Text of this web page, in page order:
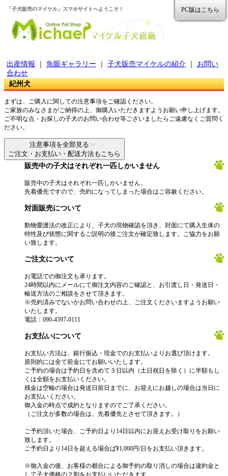
「子犬販売のマイケル」スマホサイトへようこそ！ PC版はこちら
出産情報 魚眼ギャラリー 子犬販売マイケルの紹介
お問い
合わせ
紀州犬
まずは、ご購入に関しての注意事項をご確認ください。
ご家族のみなさまがご納得の上、御購入いただきますようお願い申し上げます。
ご不明な点・お探しの子犬のお問い合わせ等ございましたらご遠慮なくご質問く
ださい。
注意事項を全部見る
ご注文・お支払い・配送方法もこちら
販売中の子犬はそれぞれ一匹しかいません
販売中の子犬はそれぞれ一匹しかいません。
先着優先ですので、売約になってしまった場合はご容赦ください。
対面販売について
動物愛護法の改正により、子犬の現物確認を頂き、対面にて購入生体の
特性及び状態に関するご説明の後ご注文が確定致します。ご協力をお願
い致します。
ご注文について
お電話での御注文も承ります。
24時間以内にメールにて御注文内容のご確認と、お引渡し日・発送日・
輸送方法のご相談をさせて頂きます。
※売約済みでないかお問い合わせの上、ご注文くださいますようお願い
いたします。
電話：090-4597-0111
お支払いについて
お支払い方法は、銀行振込・現金でのお支払いよりお選び頂けます。
原則的には全て前金にてお願いいたします。
ご予約の場合は予約日を含めて３日以内（土日祝日を除く）に半額もし
くは全額をお支払いください。
残金は空輸の場合は発送日前日までに、お迎えにお越しの場合は当日に
お支払いください。
御入金の時点で成約となりますのでご了承ください。
（ご注文が多数の場合は、先着優先とさせて頂きます。）
ご予約頂いた場合、ご予約日より14日以内にお迎えお受け取りをお願い
致します。
ご予約日より14日を超える場合ば¥1,000円/日をお支払い頂きます。
※御入金の後、お客様の都合による御予約の取り消しの場合は違約金と
して子犬価格の２割をお支払いいただきます。